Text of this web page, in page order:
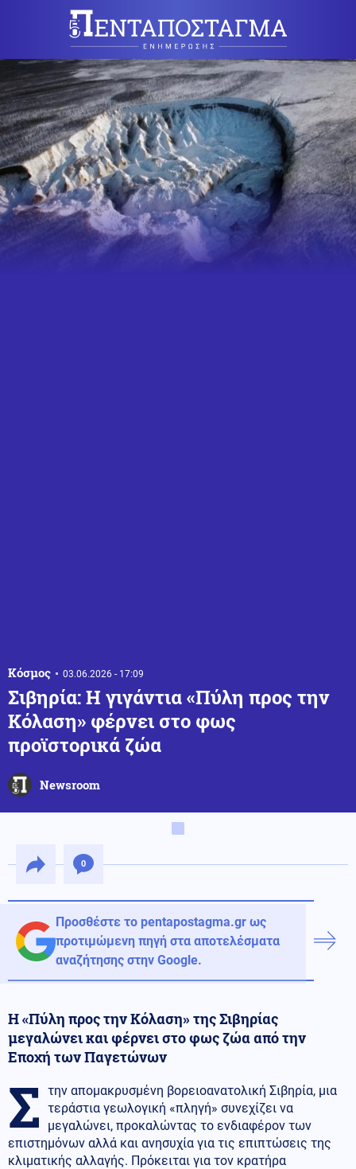
Κόσμος 03.06.2026 - 17:09
Σιβηρία: Η γιγάντια «Πύλη προς την
Κόλαση» φέρνει στο φως
προϊστορικά ζώα
Newsroom
0
Προσθέστε το pentapostagma.gr ως
προτιμώμενη πηγή στα αποτελέσματα
αναζήτησης στην Google.
Η «Πύλη προς την Κόλαση» της Σιβηρίας
μεγαλώνει και φέρνει στο φως ζώα από την
Εποχή των Παγετώνων
Σ την απομακρυσμένη βορειοανατολική Σιβηρία, μια
τεράστια γεωλογική «πληγή» συνεχίζει να
μεγαλώνει, προκαλώντας το ενδιαφέρον των
επιστημόνων αλλά και ανησυχία για τις επιπτώσεις της
κλιματικής αλλαγής. Πρόκειται για τον κρατήρα